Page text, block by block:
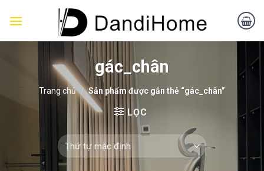
gác_chân
Trang chủ / Sản phẩm được gắn thẻ “gác_chân”
LỌC